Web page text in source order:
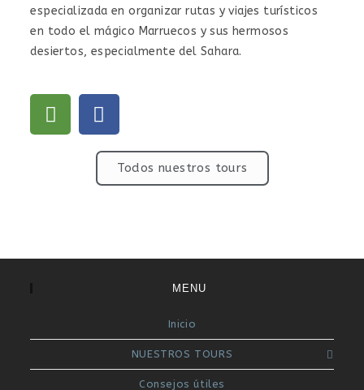
especializada en organizar rutas y viajes turísticos
en todo el mágico Marruecos y sus hermosos
desiertos, especialmente del Sahara.
Todos nuestros tours
MENU
Inicio
NUESTROS TOURS
Consejos útiles